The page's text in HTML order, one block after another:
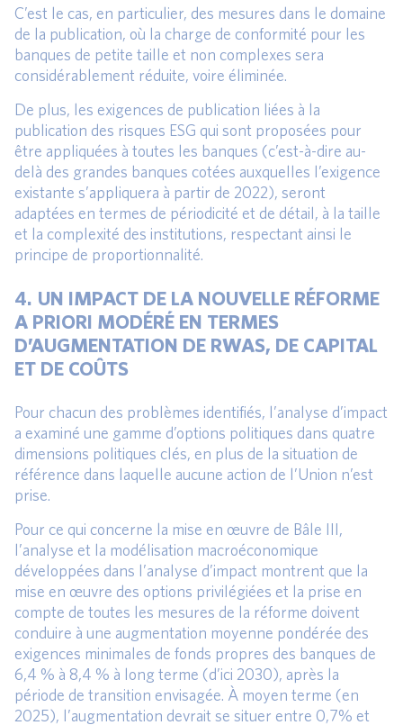
C’est le cas, en particulier, des mesures dans le domaine
de la publication, où la charge de conformité pour les
banques de petite taille et non complexes sera
considérablement réduite, voire éliminée.
De plus, les exigences de publication liées à la
publication des risques ESG qui sont proposées pour
être appliquées à toutes les banques (c’est-à-dire au-
delà des grandes banques cotées auxquelles l’exigence
existante s’appliquera à partir de 2022), seront
adaptées en termes de périodicité et de détail, à la taille
et la complexité des institutions, respectant ainsi le
principe de proportionnalité.
4. UN IMPACT DE LA NOUVELLE RÉFORME
A PRIORI MODÉRÉ EN TERMES
D’AUGMENTATION DE RWAS, DE CAPITAL
ET DE COÛTS
Pour chacun des problèmes identifiés, l’analyse d’impact
a examiné une gamme d’options politiques dans quatre
dimensions politiques clés, en plus de la situation de
référence dans laquelle aucune action de l’Union n’est
prise.
Pour ce qui concerne la mise en œuvre de Bâle III,
l’analyse et la modélisation macroéconomique
développées dans l’analyse d’impact montrent que la
mise en œuvre des options privilégiées et la prise en
compte de toutes les mesures de la réforme doivent
conduire à une augmentation moyenne pondérée des
exigences minimales de fonds propres des banques de
6,4 % à 8,4 % à long terme (d’ici 2030), après la
période de transition envisagée. À moyen terme (en
2025), l’augmentation devrait se situer entre 0,7% et